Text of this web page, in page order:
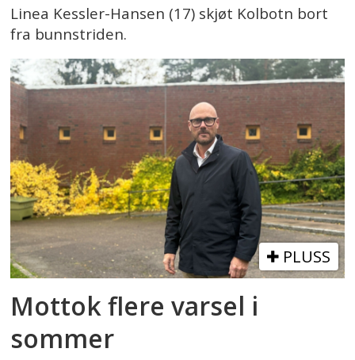
Linea Kessler-Hansen (17) skjøt Kolbotn bort
fra bunnstriden.
PLUSS
Mottok flere varsel i
sommer